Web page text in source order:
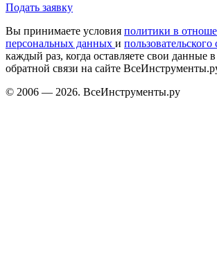
Подать заявку
Вы принимаете условия политики в
персональных данных и
каждый раз, когда оставляете свои данные
обратной связи на сайте
© 2006 — 2026. ВсеИнструменты.ру